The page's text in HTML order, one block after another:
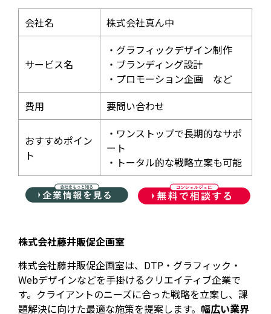
会社名 株式会社真ん中
サービス名
・グラフィックデザイン制作
・ブランディング設計
・プロモーション企画 など
費用
要問い合わせ
おすすめポイン
ト
・ワンストップで長期的なサポ
ート
・トータル的な戦略立案も可能
株式会社藤井販促企画室
株式会社藤井販促企画室は、DTP・グラフィック・
Webデザインなどを手掛けるクリエイティブ企業で
す。クライアントのニーズに合った戦略を立案し、課
題解決に向けた最適な施策を提案します。幅広い業界